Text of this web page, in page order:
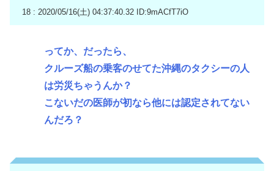
18 : 2020/05/16(土) 04:37:40.32 ID:9mACfT7iO
ってか、だったら、
クルーズ船の乗客のせてた沖縄のタクシーの人
は労災ちゃうんか？
こないだの医師が初なら他には認定されてない
んだろ？